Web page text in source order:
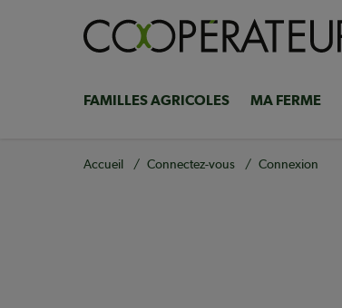
Navigation
principale
FAMILLES AGRICOLES MA FERME
Fil
Accueil Connectez-vous Connexion